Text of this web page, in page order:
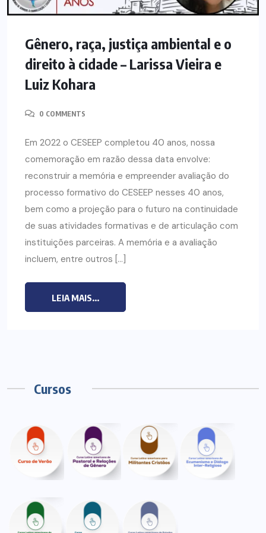
Gênero, raça, justiça ambiental e o
direito à cidade – Larissa Vieira e
Luiz Kohara
0 COMMENTS
Em 2022 o CESEEP completou 40 anos, nossa
comemoração em razão dessa data envolve:
reconstruir a memória e empreender avaliação do
processo formativo do CESEEP nesses 40 anos,
bem como a projeção para o futuro na continuidade
de suas atividades formativas e de articulação com
instituições parceiras. A memória e a avaliação
incluem, entre outros […]
LEIA MAIS...
Cursos